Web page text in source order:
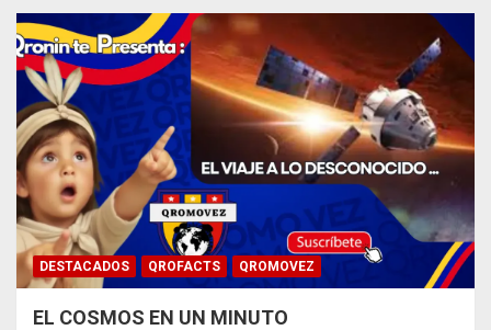
DESTACADOS QROFACTS QROMOVEZ
EL COSMOS EN UN MINUTO